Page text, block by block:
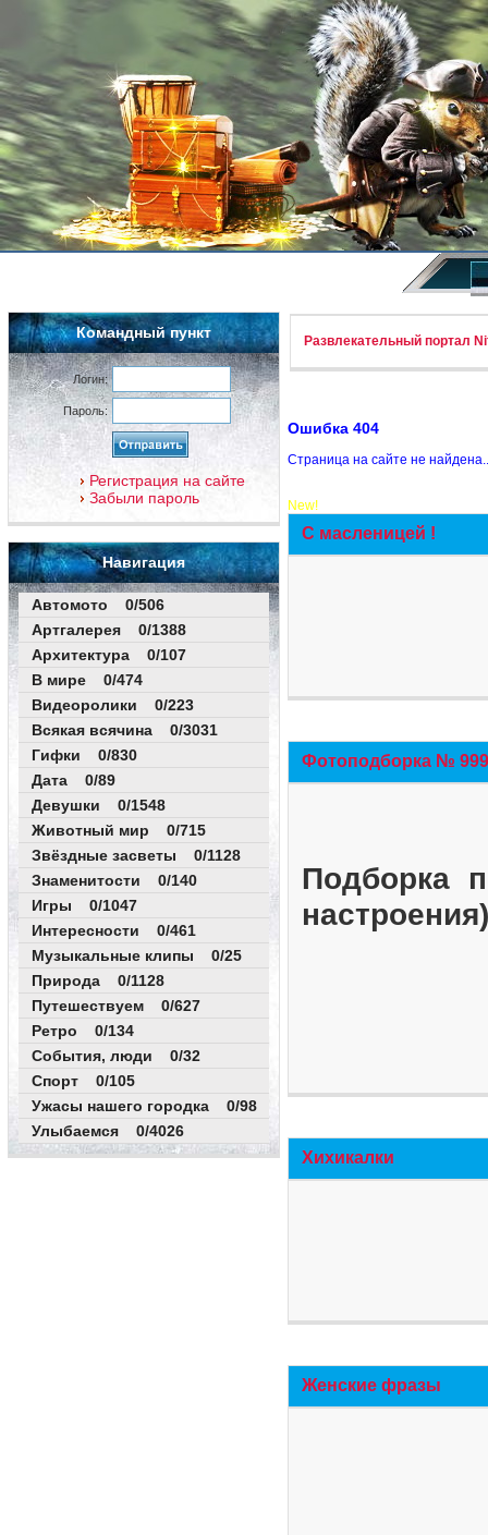
Командный пункт
Логин:
Пароль:
Регистрация на сайте
Забыли пароль
Навигация
Автомото 0/506
Артгалерея 0/1388
Архитектура 0/107
В мире 0/474
Видеоролики 0/223
Всякая всячина 0/3031
Гифки 0/830
Дата 0/89
Девушки 0/1548
Животный мир 0/715
Звёздные засветы 0/1128
Знаменитости 0/140
Игры 0/1047
Интересности 0/461
Музыкальные клипы 0/25
Природа 0/1128
Путешествуем 0/627
Ретро 0/134
События, люди 0/32
Спорт 0/105
Ужасы нашего городка 0/98
Улыбаемся 0/4026
Развлекательный портал
Ошибка 404
Страница на сайте не
New!
С масленицей !
Фотоподборка №
Подборка
Хихикалки
Женские фразы